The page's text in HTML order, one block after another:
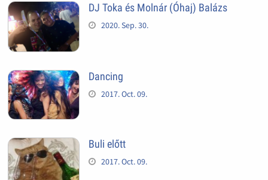
DJ Toka és Molnár (Óhaj) Balázs
2020. Sep. 30.
Dancing
2017. Oct. 09.
Buli előtt
2017. Oct. 09.